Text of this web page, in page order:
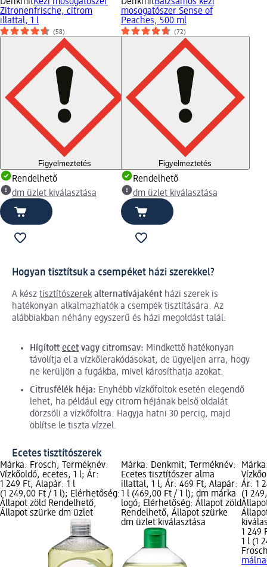
DenkmitKézi mosogatószer
Zitronenfrische, citrom
illattal, 1 l
(58)
Figyelmeztetés
Rendelhető
dm üzlet kiválasztása
DenkmitBalzsamos kézi
mosogatószer Sense of
Peaches, 500 ml
(72)
Figyelmeztetés
Rendelhető
dm üzlet kiválasztása
Hogyan tisztítsuk a csempéket házi szerekkel?
A kész tisztítószerek alternatívájaként házi szerek is
hatékonyan alkalmazhatók a csempék tisztítására. Az
alábbiakban néhány egyszerű és házi megoldást talál:
Hígított ecet vagy citromsav: Mindkettő hatékonyan
távolítja el a vízkőlerakódásokat, de ügyeljen arra, hogy
ne kerüljön a fugákba, mivel károsíthatja azokat.
Citrusfélék héja: Enyhébb vízkőfoltok esetén elegendő
lehet, ha például egy citrom héjának belső oldalát
dörzsöli a vízkőfoltra. Hagyja hatni 30 percig, majd
öblítse le tiszta vízzel.
Ecetes tisztítószerek
Márka: Frosch; Terméknév:
Vízkőoldó, ecetes, 1 l; Ár:
1 249 Ft; Alapár: 1 l
(1 249,00 Ft / 1 l); Elérhetőség:
Állapot zöld Rendelhető,
Állapot szürke dm üzlet
Márka: Denkmit; Terméknév:
Ecetes tisztítószer alma
illattal, 1 l; Ár: 469 Ft; Alapár:
1 l (469,00 Ft / 1 l); dm márka
logó; Elérhetőség: Állapot zöld
Rendelhető, Állapot szürke
dm üzlet kiválasztása
Ár: 1
(1
1 249
1 l (1